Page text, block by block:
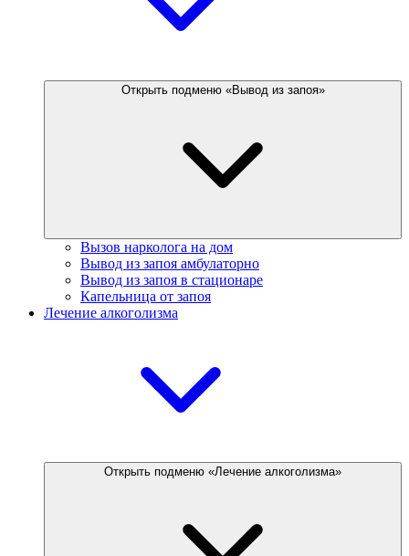
Открыть подменю «Вывод из запоя»
Вызов нарколога на дом
Вывод из запоя амбулаторно
Вывод из запоя в стационаре
Капельница от запоя
Лечение алкоголизма
Открыть подменю «Лечение алкоголизма»